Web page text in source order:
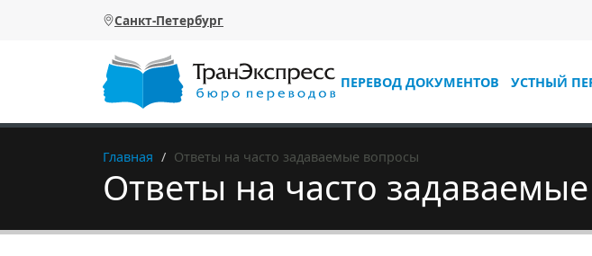
Перейти к основному содержанию
Санкт-Петербург
ПЕРЕВОД ДОКУМЕНТОВ УСТНЫЙ
Главная Ответы на часто задаваемые вопросы
Ответы на часто